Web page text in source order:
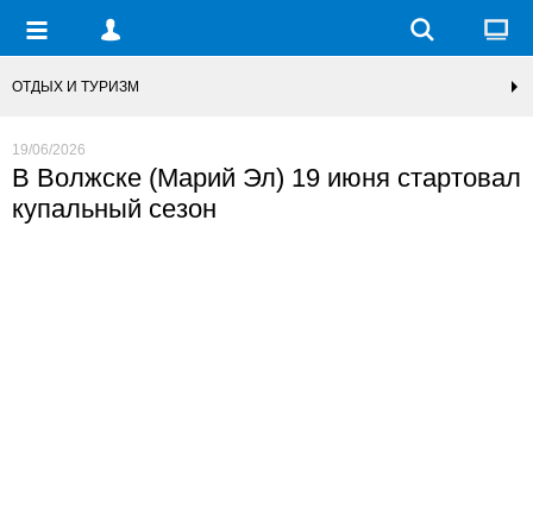
ОТДЫХ И ТУРИЗМ
19/06/2026
В Волжске (Марий Эл) 19 июня стартовал
купальный сезон